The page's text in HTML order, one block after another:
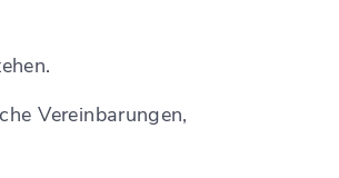
Vereinbarungen,